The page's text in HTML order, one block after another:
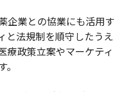
企業との協業にも活用す
と法規制を順守したうえ
療政策立案やマーケティ